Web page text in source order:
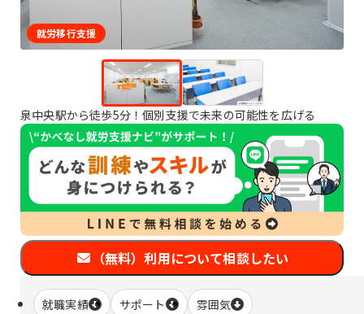
就労移行支援
泉中央駅から徒歩5分！個別支援で未来の可能性を広げる
（無料）利用について相談したい
就職実績 サポート 雰囲気